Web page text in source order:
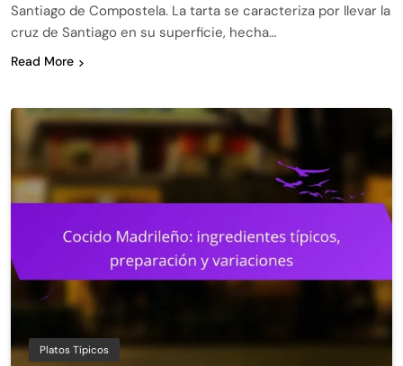
Santiago de Compostela. La tarta se caracteriza por llevar la
cruz de Santiago en su superficie, hecha…
Read More
Platos Típicos